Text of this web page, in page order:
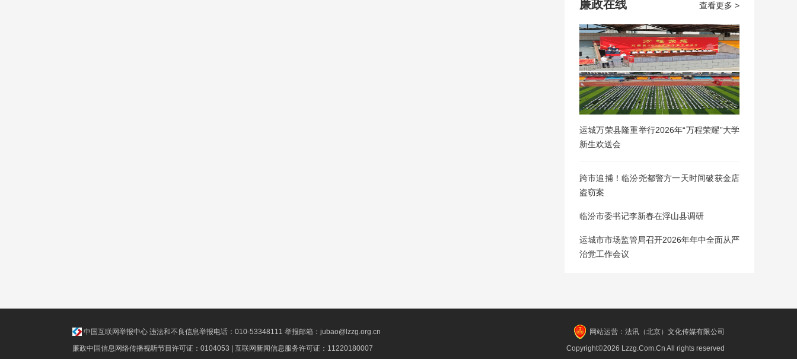
查看更多 >
廉政在线
运城万荣县隆重举行2026年“万程荣耀”大学
新生欢送会
跨市追捕！临汾尧都警方一天时间破获金店
盗窃案
临汾市委书记李新春在浮山县调研
运城市市场监管局召开2026年年中全面从严
治党工作会议
中国互联网举报中心 违法和不良信息举报电话：010-53348111 举报邮箱：jubao@lzzg.org.cn
廉政中国信息网络传播视听节目许可证：0104053 | 互联网新闻信息服务许可证：11220180007
网站运营：法讯（北京）文化传媒有限公司
Copyright©2026 Lzzg.Com.Cn All rights reserved